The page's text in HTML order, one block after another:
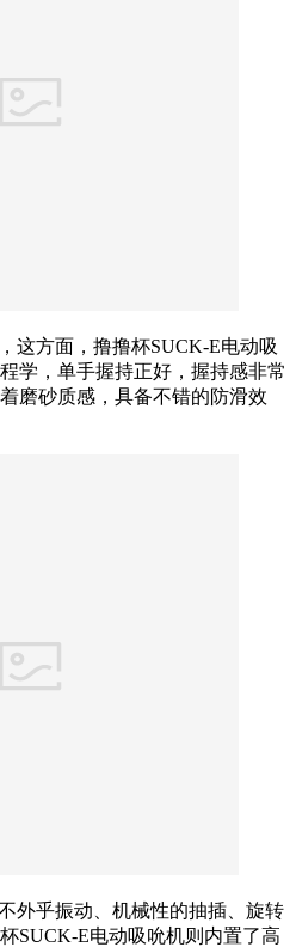
这方面，撸撸杯SUCK-E电动吸
学，单手握持正好，握持感非常
磨砂质感，具备不错的防滑效
外乎振动、机械性的抽插、旋转
SUCK-E电动吸吮机则内置了高